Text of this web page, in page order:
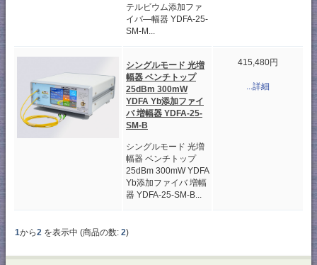
テルビウム添加ファ
イバ―幅器 YDFA-25-
SM-M...
シングルモード 光増
幅器 ベンチトップ
25dBm 300mW
YDFA Yb添加ファイ
バ 増幅器 YDFA-25-
SM-B
シングルモード 光増
幅器 ベンチトップ
25dBm 300mW YDFA
Yb添加ファイバ 増幅
器 YDFA-25-SM-B...
415,480円
...詳細
1から2 を表示中 (商品の数: 2)